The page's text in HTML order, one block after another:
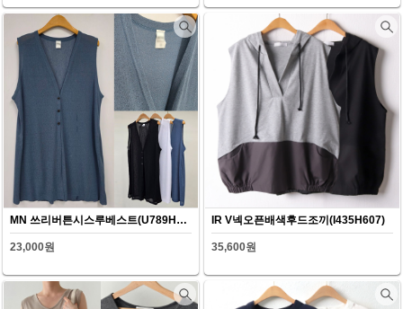
MN 쓰리버튼시스루베스트(U789H607)
23,000원
IR V넥오픈배색후드조끼(I435H607)
35,600원